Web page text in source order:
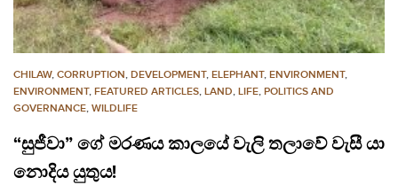
CHILAW, CORRUPTION, DEVELOPMENT, ELEPHANT, ENVIRONMENT,
ENVIRONMENT, FEATURED ARTICLES, LAND, LIFE, POLITICS AND
GOVERNANCE, WILDLIFE
“සුජීවා” ගේ මරණය කාලයේ වැලි තලාවේ වැසී යා
නොදිය යුතුය!